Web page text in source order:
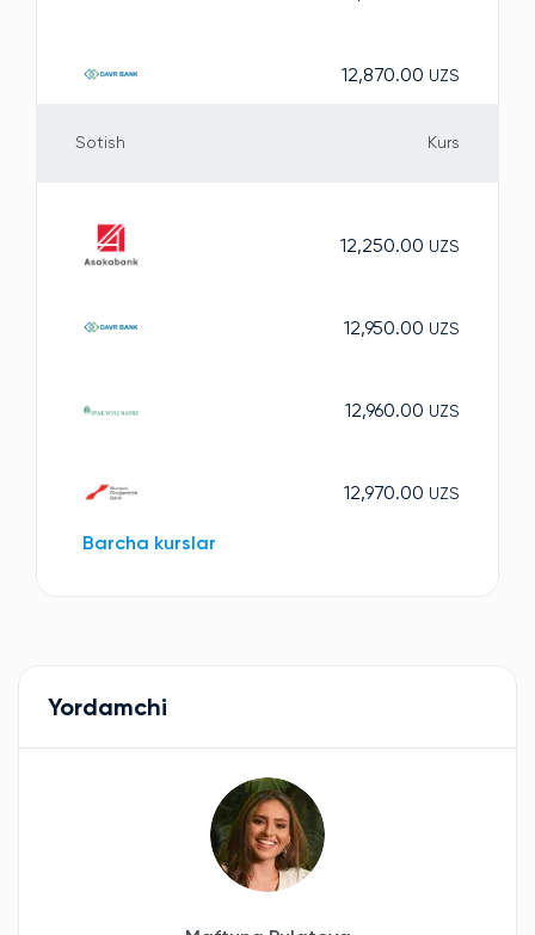
12,870.00 UZS
Sotish Kurs
12,250.00 UZS
12,950.00 UZS
12,960.00 UZS
12,970.00 UZS
Barcha kurslar
Yordamchi